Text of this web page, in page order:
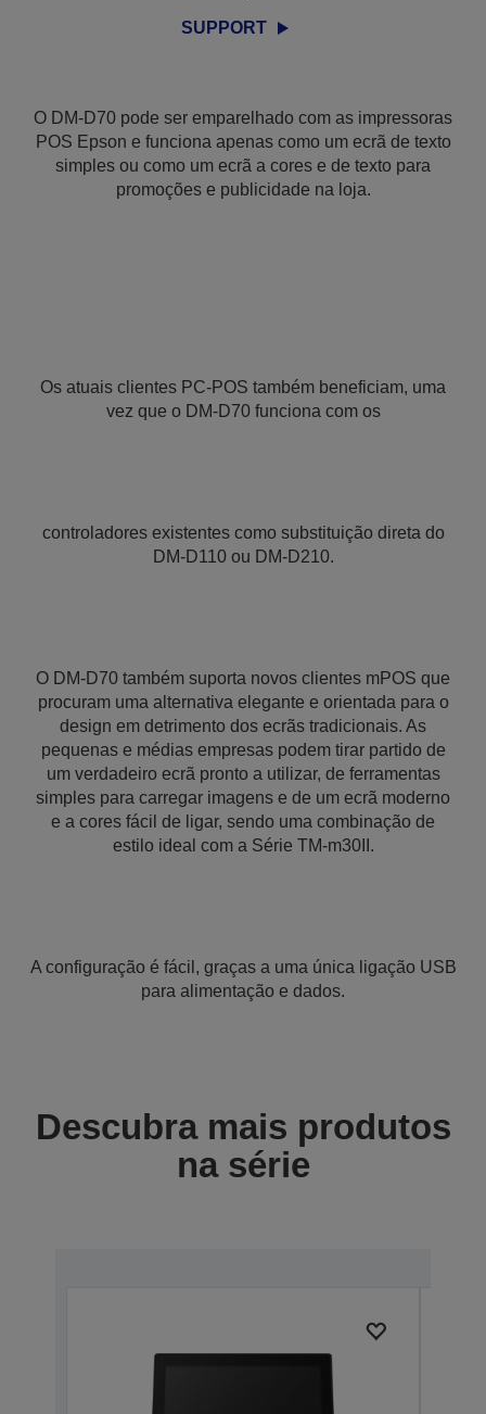
SUPPORT
O DM-D70 pode ser emparelhado com as impressoras
POS Epson e funciona apenas como um ecrã de texto
simples ou como um ecrã a cores e de texto para
promoções e publicidade na loja.
Os atuais clientes PC-POS também beneficiam, uma
vez que o DM-D70 funciona com os
controladores existentes como substituição direta do
DM-D110 ou DM-D210.
O DM-D70 também suporta novos clientes mPOS que
procuram uma alternativa elegante e orientada para o
design em detrimento dos ecrãs tradicionais. As
pequenas e médias empresas podem tirar partido de
um verdadeiro ecrã pronto a utilizar, de ferramentas
simples para carregar imagens e de um ecrã moderno
e a cores fácil de ligar, sendo uma combinação de
estilo ideal com a Série TM-m30II.
A configuração é fácil, graças a uma única ligação USB
para alimentação e dados.
Descubra mais produtos
na série